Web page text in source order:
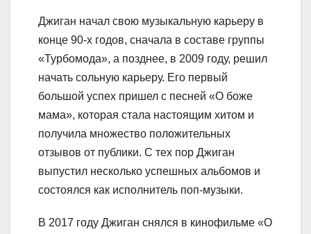
Джиган начал свою музыкальную карьеру в
конце 90-х годов, сначала в составе группы
«Турбомода», а позднее, в 2009 году, решил
начать сольную карьеру. Его первый
большой успех пришел с песней «О боже
мама», которая стала настоящим хитом и
получила множество положительных
отзывов от публики. С тех пор Джиган
выпустил несколько успешных альбомов и
состоялся как исполнитель поп-музыки.
В 2017 году Джиган снялся в кинофильме «О